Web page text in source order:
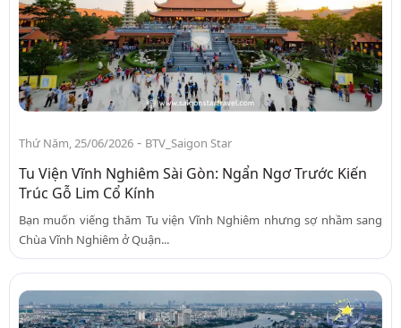
Thứ Năm, 25/06/2026 - BTV_Saigon Star
Tu Viện Vĩnh Nghiêm Sài Gòn: Ngẩn Ngơ Trước Kiến
Trúc Gỗ Lim Cổ Kính
Bạn muốn viếng thăm Tu viện Vĩnh Nghiêm nhưng sợ nhầm sang
Chùa Vĩnh Nghiêm ở Quận...